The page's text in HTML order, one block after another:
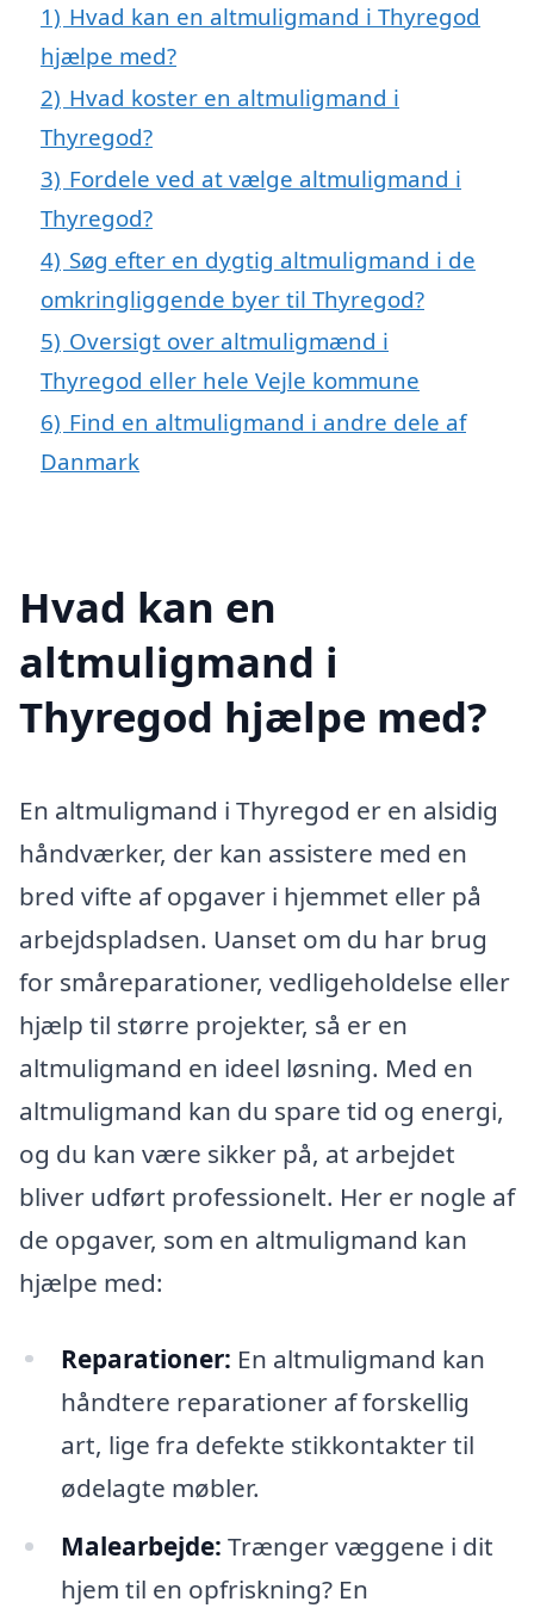
1) Hvad kan en altmuligmand i Thyregod
hjælpe med?
2) Hvad koster en altmuligmand i
Thyregod?
3) Fordele ved at vælge altmuligmand i
Thyregod?
4) Søg efter en dygtig altmuligmand i de
omkringliggende byer til Thyregod?
5) Oversigt over altmuligmænd i
Thyregod eller hele Vejle kommune
6) Find en altmuligmand i andre dele af
Danmark
Hvad kan en
altmuligmand i
Thyregod hjælpe med?
En altmuligmand i Thyregod er en alsidig
håndværker, der kan assistere med en
bred vifte af opgaver i hjemmet eller på
arbejdspladsen. Uanset om du har brug
for småreparationer, vedligeholdelse eller
hjælp til større projekter, så er en
altmuligmand en ideel løsning. Med en
altmuligmand kan du spare tid og energi,
og du kan være sikker på, at arbejdet
bliver udført professionelt. Her er nogle af
de opgaver, som en altmuligmand kan
hjælpe med:
Reparationer: En altmuligmand kan
håndtere reparationer af forskellig
art, lige fra defekte stikkontakter til
ødelagte møbler.
Malearbejde: Trænger væggene i dit
hjem til en opfriskning? En